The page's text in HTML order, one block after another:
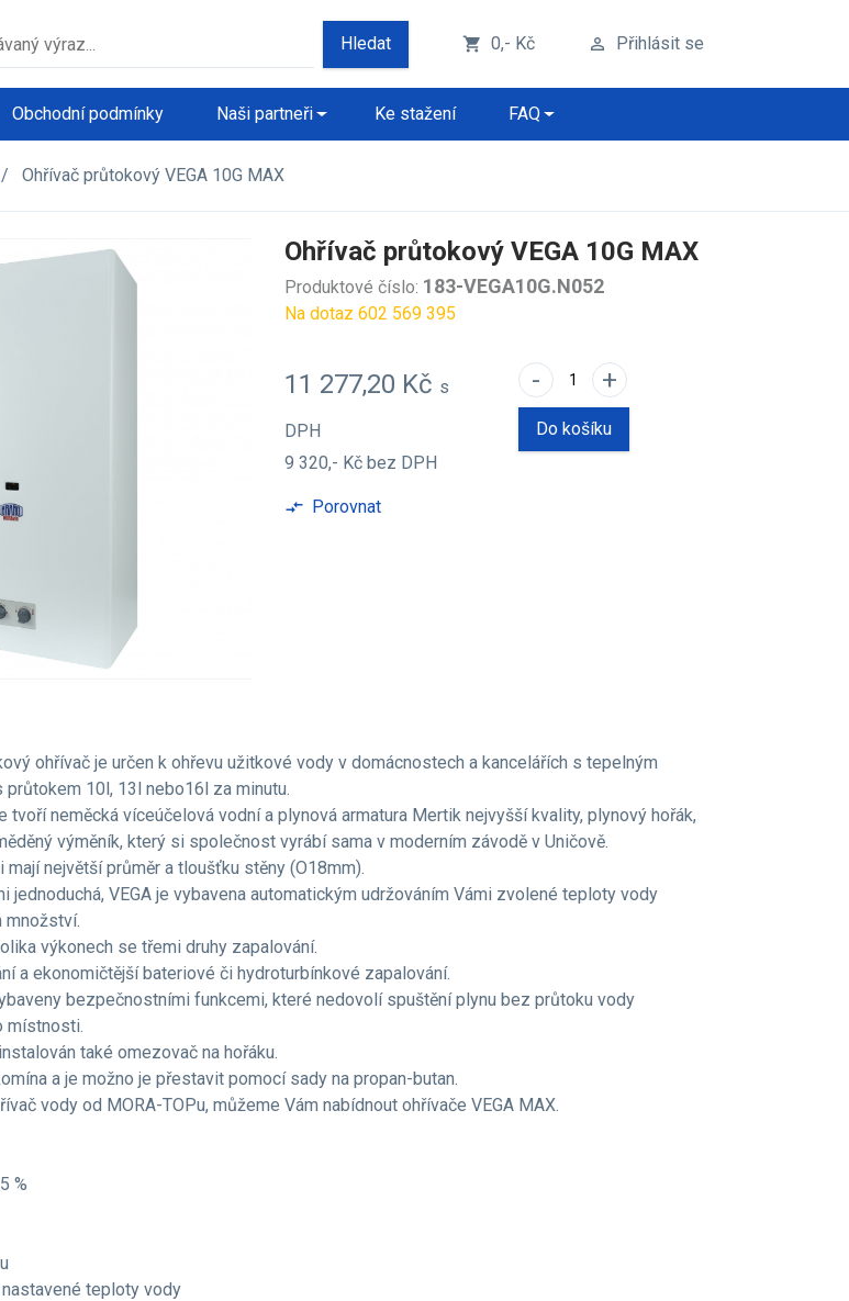
Hledat shopping_cart 0,- Kč perm_identity Přihlásit se
Obchodní podmínky Naši partneři Ke stažení FAQ
/ Ohřívač průtokový VEGA 10G MAX
Ohřívač průtokový VEGA 10G MAX
Produktové číslo: 183-VEGA10G.N052
Na dotaz 602 569 395
11 277,20 Kč s
DPH
9 320,- Kč bez DPH
- +
Do košíku
compare_arrows Porovnat
ohřívač je určen k ohřevu užitkové vody v domácnostech a kancelářích s tepelným
10l, 13l nebo16l za minutu.
tvoří neměcká víceúčelová vodní a plynová armatura Mertik nejvyšší kvality, plynový hořák,
výměník, který si společnost vyrábí sama v moderním závodě v Uničově.
mají největší průměr a tloušťku stěny (O18mm).
jednoduchá, VEGA je vybavena automatickým udržováním Vámi zvolené teploty vody
množství.
výkonech se třemi druhy zapalování.
a ekonomičtější bateriové či hydroturbínkové zapalování.
bezpečnostními funkcemi, které nedovolí spuštění plynu bez průtoku vody
místnosti.
také omezovač na hořáku.
a je možno je přestavit pomocí sady na propan-butan.
vody od MORA-TOPu, můžeme Vám nabídnout ohřívače VEGA MAX.
%
teploty vody